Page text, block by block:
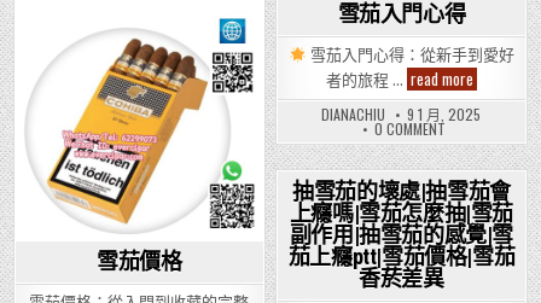
雪茄價格
Posted
in
雪茄入門心得
雪茄入門心得：從新手到愛好
者的旅程 … read more雪
茄
入
門
心
得
DIANACHIU 9 1 月, 2025
0 COMMENTON
雪
茄
入
門
心
得
Posted
in
抽雪茄的壞處|抽雪茄會
上癮嗎|雪茄怎麼抽|雪茄
副作用|抽雪茄的感覺|雪
茄上癮ptt|雪茄價格|雪茄
香菸差異